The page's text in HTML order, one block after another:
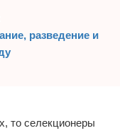
разведение и
то селекционеры